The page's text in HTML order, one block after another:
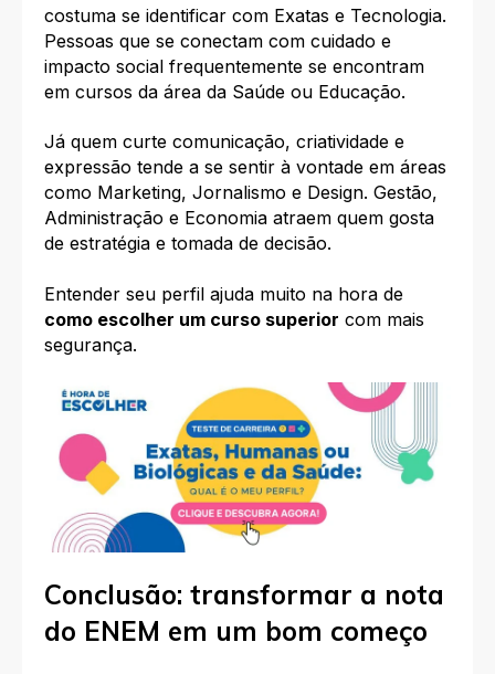
costuma se identificar com Exatas e Tecnologia.
Pessoas que se conectam com cuidado e
impacto social frequentemente se encontram
em cursos da área da Saúde ou Educação.
Já quem curte comunicação, criatividade e
expressão tende a se sentir à vontade em áreas
como Marketing, Jornalismo e Design. Gestão,
Administração e Economia atraem quem gosta
de estratégia e tomada de decisão.
Entender seu perfil ajuda muito na hora de
como escolher um curso superior com mais
segurança.
Conclusão: transformar a nota
do ENEM em um bom começo